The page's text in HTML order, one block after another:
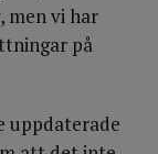
men vi har
på
uppdaterade